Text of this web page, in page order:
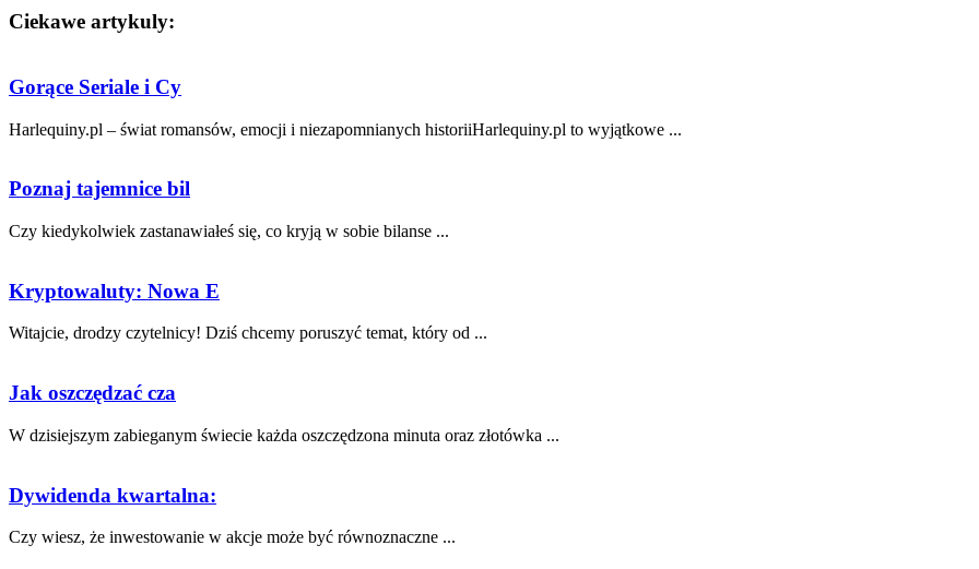
Ciekawe artykuly:
Gorące Seriale i Cy
Harlequiny.pl – świat romansów, emocji i niezapomnianych historiiHarlequiny.pl to wyjątkowe ...
Poznaj tajemnice bil
Czy kiedykolwiek zastanawiałeś⁢ się, co kryją w sobie bilanse ...
Kryptowaluty: Nowa E
Witajcie, drodzy czytelnicy! Dziś chcemy ⁣poruszyć temat, który od ...
Jak oszczędzać cza
W dzisiejszym zabieganym świecie każda oszczędzona minuta oraz złotówka ...
Dywidenda kwartalna:
Czy⁢ wiesz, że ⁢inwestowanie w akcje może‍ być równoznaczne ...